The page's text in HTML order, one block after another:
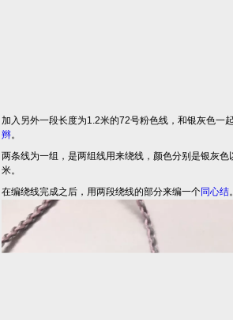
加入另外一段长度为1.2米的72号粉色线，和银灰色一
辫。
两条线为一组，是两组线用来绕线，颜色分别是银灰
米。
在编绕线完成之后，用两段绕线的部分来编一个同心结。